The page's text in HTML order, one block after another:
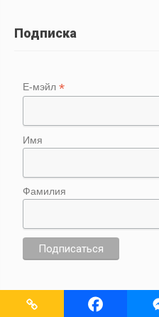
Подписка
Е-мэйл*
Имя
Фамилия